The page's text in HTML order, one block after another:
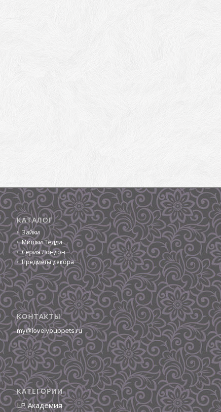
КАТАЛОГ
Зайки
Мишки Тедди
Серия Лондон
Предметы декора
КОНТАКТЫ
my@lovelypuppets.ru
КАТЕГОРИИ
LP Академия